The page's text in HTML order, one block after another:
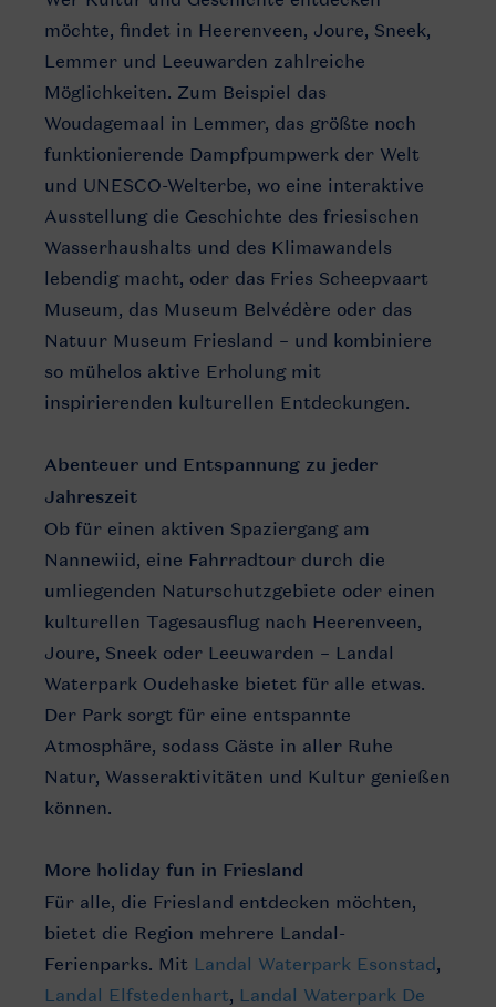
möchte, findet in Heerenveen, Joure, Sneek,
Lemmer und Leeuwarden zahlreiche
Möglichkeiten. Zum Beispiel das
Woudagemaal in Lemmer, das größte noch
funktionierende Dampfpumpwerk der Welt
und UNESCO-Welterbe, wo eine interaktive
Ausstellung die Geschichte des friesischen
Wasserhaushalts und des Klimawandels
lebendig macht, oder das Fries Scheepvaart
Museum, das Museum Belvédère oder das
Natuur Museum Friesland – und kombiniere
so mühelos aktive Erholung mit
inspirierenden kulturellen Entdeckungen.
Abenteuer und Entspannung zu jeder
Jahreszeit
Ob für einen aktiven Spaziergang am
Nannewiid, eine Fahrradtour durch die
umliegenden Naturschutzgebiete oder einen
kulturellen Tagesausflug nach Heerenveen,
Joure, Sneek oder Leeuwarden – Landal
Waterpark Oudehaske bietet für alle etwas.
Der Park sorgt für eine entspannte
Atmosphäre, sodass Gäste in aller Ruhe
Natur, Wasseraktivitäten und Kultur genießen
können.
More holiday fun in Friesland
Für alle, die Friesland entdecken möchten,
bietet die Region mehrere Landal-
Ferienparks. Mit Landal Waterpark Esonstad,
Landal Elfstedenhart, Landal Waterpark De